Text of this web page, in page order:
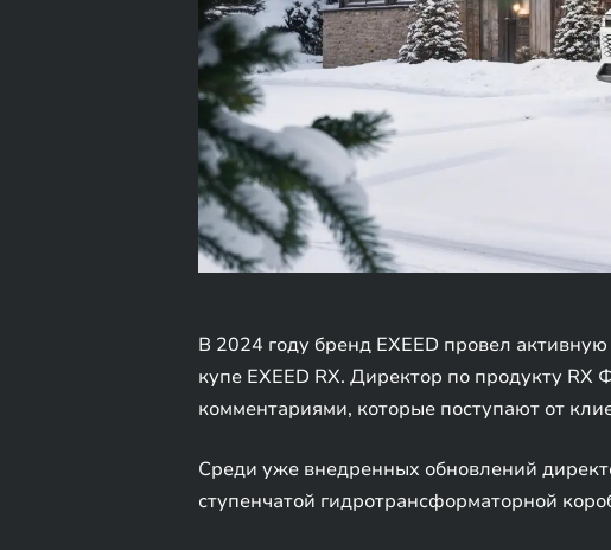
В 2024 году бренд EXEED провел
купе EXEED RX. Директор по продукту
комментариями, которые поступают от
Среди уже внедренных обновлений
ступенчатой гидротрансформаторной